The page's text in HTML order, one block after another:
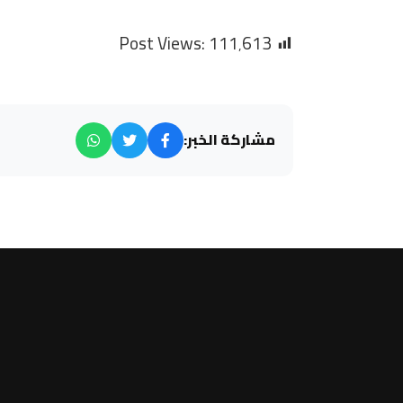
Post Views:111٬613
مشاركة الخبر: